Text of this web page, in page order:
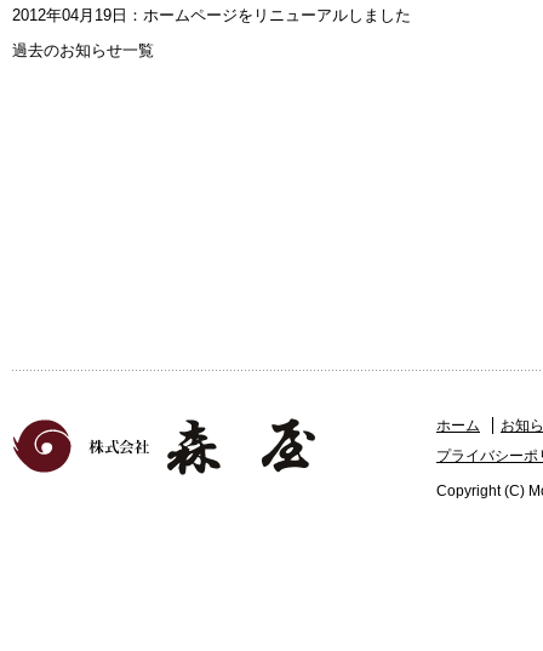
2012年04月19日：ホームページをリニューアルしました
過去のお知らせ一覧
ホーム
お知
プライバシーポ
Copyright (C)